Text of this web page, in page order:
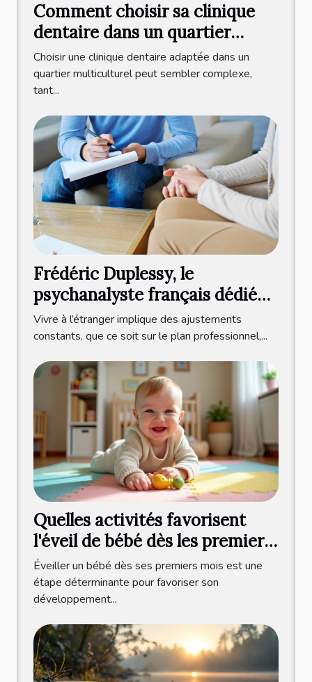
Comment choisir sa clinique
dentaire dans un quartier
multiculturel ?
Choisir une clinique dentaire adaptée dans un
quartier multiculturel peut sembler complexe,
tant...
Frédéric Duplessy, le
psychanalyste français dédié
aux expatriés francophones
Vivre à l’étranger implique des ajustements
constants, que ce soit sur le plan professionnel,...
Quelles activités favorisent
l'éveil de bébé dès les premiers
mois ?
Éveiller un bébé dès ses premiers mois est une
étape déterminante pour favoriser son
développement...